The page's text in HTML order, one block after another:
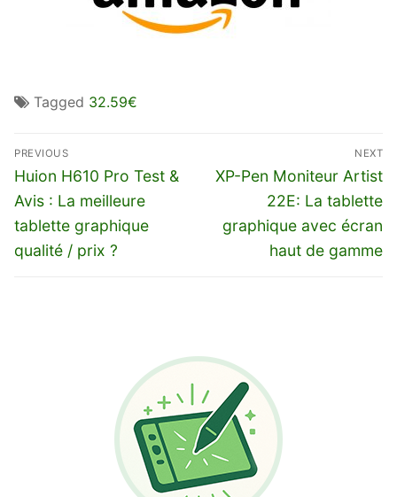
Tagged 32.59€
Navigation
de
l’article
PREVIOUS
Previous
post:
Huion H610 Pro Test &
Avis : La meilleure
tablette graphique
qualité / prix ?
NEXT
Next
XP-Pen Moniteur Artist
22E: La tablette
graphique avec écran
haut de gamme